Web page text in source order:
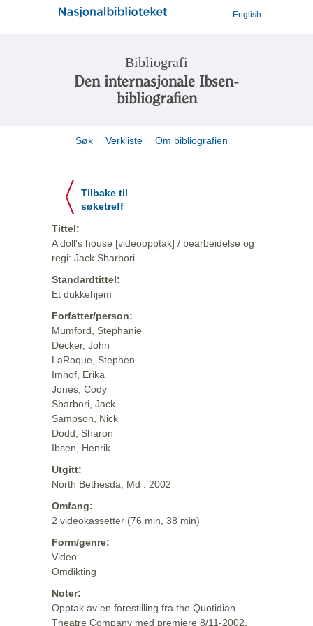
English
Bibliografi
Den internasjonale Ibsen-
bibliografien
Søk Verkliste Om bibliografien
Tilbake til
søketreff
Tittel:
A doll's house [videoopptak] / bearbeidelse og
regi: Jack Sbarbori
Standardtittel:
Et dukkehjem
Forfatter/person:
Mumford, Stephanie
Decker, John
LaRoque, Stephen
Imhof, Erika
Jones, Cody
Sbarbori, Jack
Sampson, Nick
Dodd, Sharon
Ibsen, Henrik
Utgitt:
North Bethesda, Md : 2002
Omfang:
2 videokassetter (76 min, 38 min)
Form/genre:
Video
Omdikting
Noter:
Opptak av en forestilling fra the Quotidian
Theatre Company med premiere 8/11-2002.